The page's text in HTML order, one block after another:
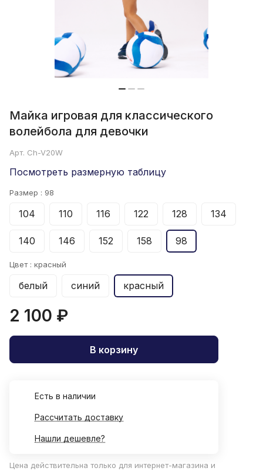
Майка игровая для классического
волейбола для девочки
Арт. Ch-V20W
Посмотреть размерную таблицу
Размер : 98
104 110 116 122 128 134
140 146 152 158 98
Цвет : красный
белый синий красный
2 100 ₽
В корзину
Есть в наличии
Рассчитать доставку
Нашли дешевле?
Цена действительна только для интернет-магазина и